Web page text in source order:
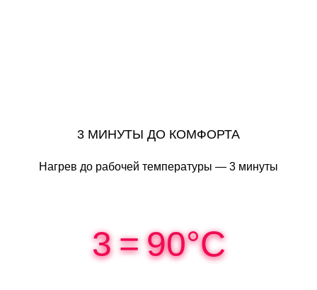
3 МИНУТЫ ДО КОМФОРТА
Нагрев до рабочей температуры — 3 минуты
3=90°C